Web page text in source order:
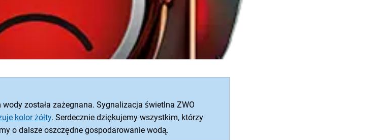
została zażegnana. Sygnalizacja świetlna ZWO
kolor żółty. Serdecznie dziękujemy wszystkim, którzy
o dalsze oszczędne gospodarowanie wodą.